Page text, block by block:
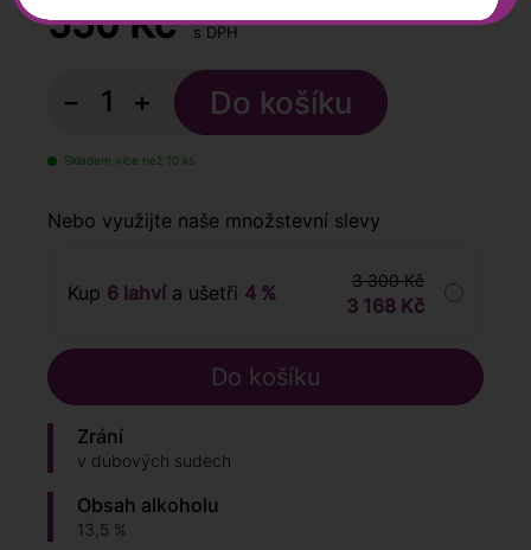
550Kč s DPH
− +
Skladem více než 10 ks
Nebo využijte naše množstevní slevy
Kup 6 lahvía ušetři 4 %
3 300 Kč
3 168 Kč
Zrání
v dubových sudech
Obsah alkoholu
13,5 %